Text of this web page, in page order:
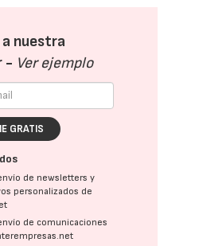
nuestra
- Ver ejemplo
GRATIS
de newsletters y
personalizados de
de comunicaciones